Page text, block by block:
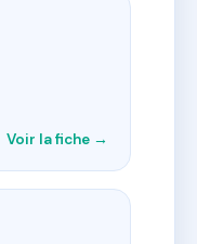
Voir la fiche →